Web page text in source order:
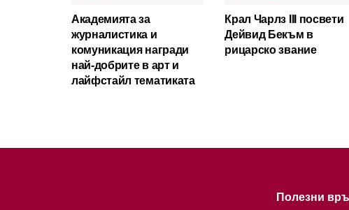
Академията за
журналистика и
комуникация награди
най-добрите в арт и
лайфстайл тематиката
Крал Чарлз III посвети
Дейвид Бекъм в
рицарско звание
Полезни